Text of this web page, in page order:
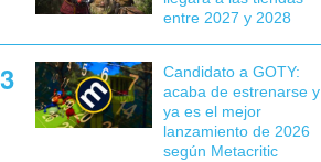
entre 2027 y 2028
Candidato a GOTY:
acaba de estrenarse y
ya es el mejor
lanzamiento de 2026
según Metacritic